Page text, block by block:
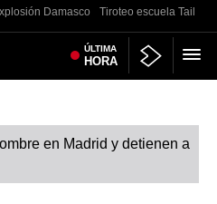
Damasco Tiroteo escuela
ÚLTIMA
HORA
en Madrid y detienen a